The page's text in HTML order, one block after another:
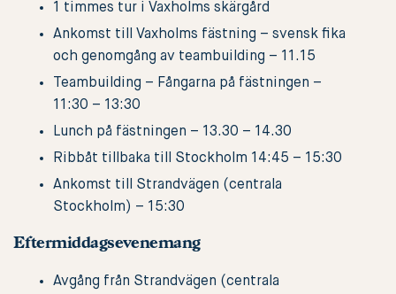
1 timmes tur i Vaxholms skärgård
Ankomst till Vaxholms fästning – svensk fika
och genomgång av teambuilding – 11.15
Teambuilding – Fångarna på fästningen –
11:30 – 13:30
Lunch på fästningen – 13.30 – 14.30
Ribbåt tillbaka till Stockholm 14:45 – 15:30
Ankomst till Strandvägen (centrala
Stockholm) – 15:30
Eftermiddagsevenemang
Avgång från Strandvägen (centrala